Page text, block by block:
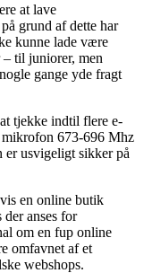
at lave
grund af dette har
kunne lade være
– til juniorer, men
gange yde fragt
tjekke indtil flere e-
mikrofon 673-696 Mhz
usvigeligt sikker på
en online butik
anses for
om en fup online
omfavnet af et
webshops.